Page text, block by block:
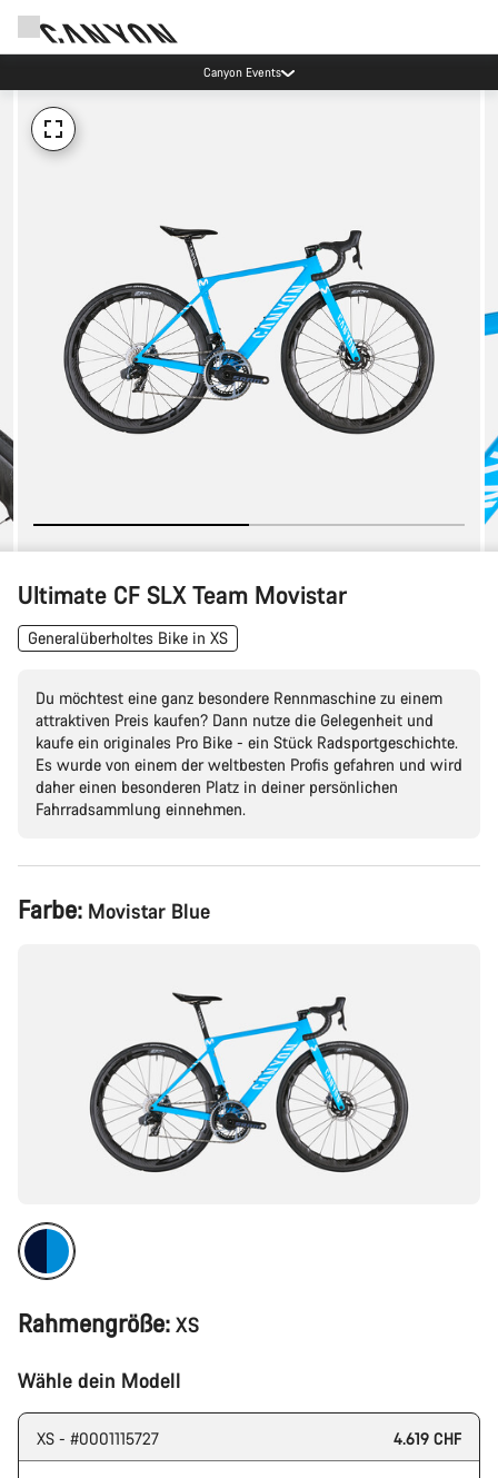
Canyon Events
Ultimate CF SLX Team Movistar
Generalüberholtes Bike in XS
Du möchtest eine ganz besondere Rennmaschine zu einem
attraktiven Preis kaufen? Dann nutze die Gelegenheit und
kaufe ein originales Pro Bike - ein Stück Radsportgeschichte.
Es wurde von einem der weltbesten Profis gefahren und wird
daher einen besonderen Platz in deiner persönlichen
Fahrradsammlung einnehmen.
Produktkonfiguration
Farbe: Movistar Blue
Rahmengröße: XS
Wähle dein Modell
XS - #0001115727 4.619 CHF